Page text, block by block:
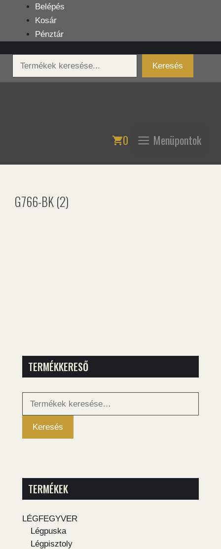
tartalomba
Belépés
Kosár
Pénztár
Keresés
Keresés
0 Menüpontok
G766-BK (2)
TERMÉKKERESŐ
Keresés
Keresés
TERMÉKEK
LÉGFEGYVER
Légpuska
Légpisztoly